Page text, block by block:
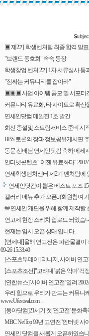
▣ 제2기 학생벤처팀 최종 합격 발
"브랜드 동호회" 속속 등장
학생창업 벤처 2기 1차 서류심사 통
"짐싸는 커뮤니티를 잡아라"
▣▣▣ 사업 아이템 공모 및 서포
커뮤니티 유료화, 타 사이트로 확산
연세인닷컴 메일진 1호 발간..
회선 증설및 스트림서비스 준비 시
BBS 토론의 장과 정보공유게시판
동문 선배님 연세인닷컴 축하 메세
인터넷콘텐츠 "이젠 유료화다" 2002/
연세학생벤처센터 제2기 벤처팀에
연세인닷컴이 뽑은 베스트 포즈
갤러리 메뉴 추가 오픈.. (회원참여
## 연세인 개편을 위해 함께 제작할
연고제 현장 스케치 업로드 되었습
현재는 임시 오픈 상태 입니다.
[연세대]올해 연고전은 파란물결이
09-26 15:33:40
[스포츠투데이] 리니지, 사이버 연
[스포츠조선]"고려대 '붉은 악마' 걱정
[연합뉴스]`사이버 연고전' 열려 2002/
우리 힘으로 우리가 만드는 커뮤니
www.Ufestival.com ...
[동아닷컴]21세기 첫 '연고전' 문화축
MBC NetTop 99년 고연전 '인터넷
연세인 닷컴을 새롭게 오픈하였습